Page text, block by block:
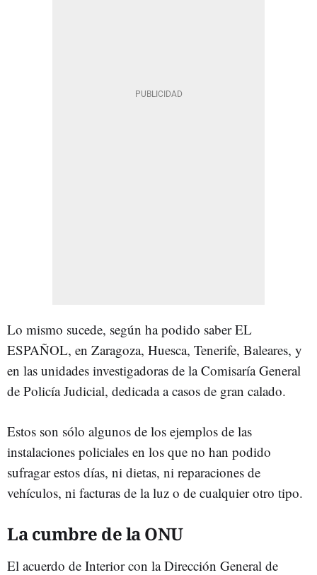
Lo mismo sucede, según ha podido saber EL
ESPAÑOL, en Zaragoza, Huesca, Tenerife, Baleares, y
en las unidades investigadoras de la Comisaría General
de Policía Judicial, dedicada a casos de gran calado.
Estos son sólo algunos de los ejemplos de las
instalaciones policiales en los que no han podido
sufragar estos días, ni dietas, ni reparaciones de
vehículos, ni facturas de la luz o de cualquier otro tipo.
La cumbre de la ONU
El acuerdo de Interior con la Dirección General de